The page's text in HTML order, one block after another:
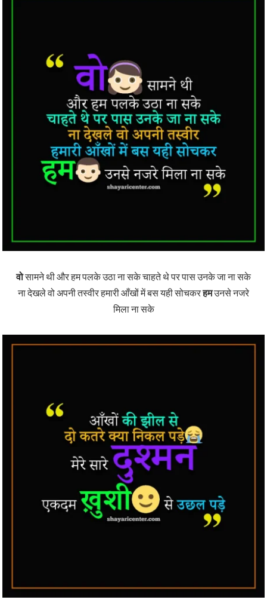
वोसामने थी और हम पलके उठा ना सके चाहते थे पर पास उनके जा ना सके
ना देखले वो अपनी तस्वीर हमारी आँखों में बस यही सोचकरहमउनसे नजरे
मिला ना सके